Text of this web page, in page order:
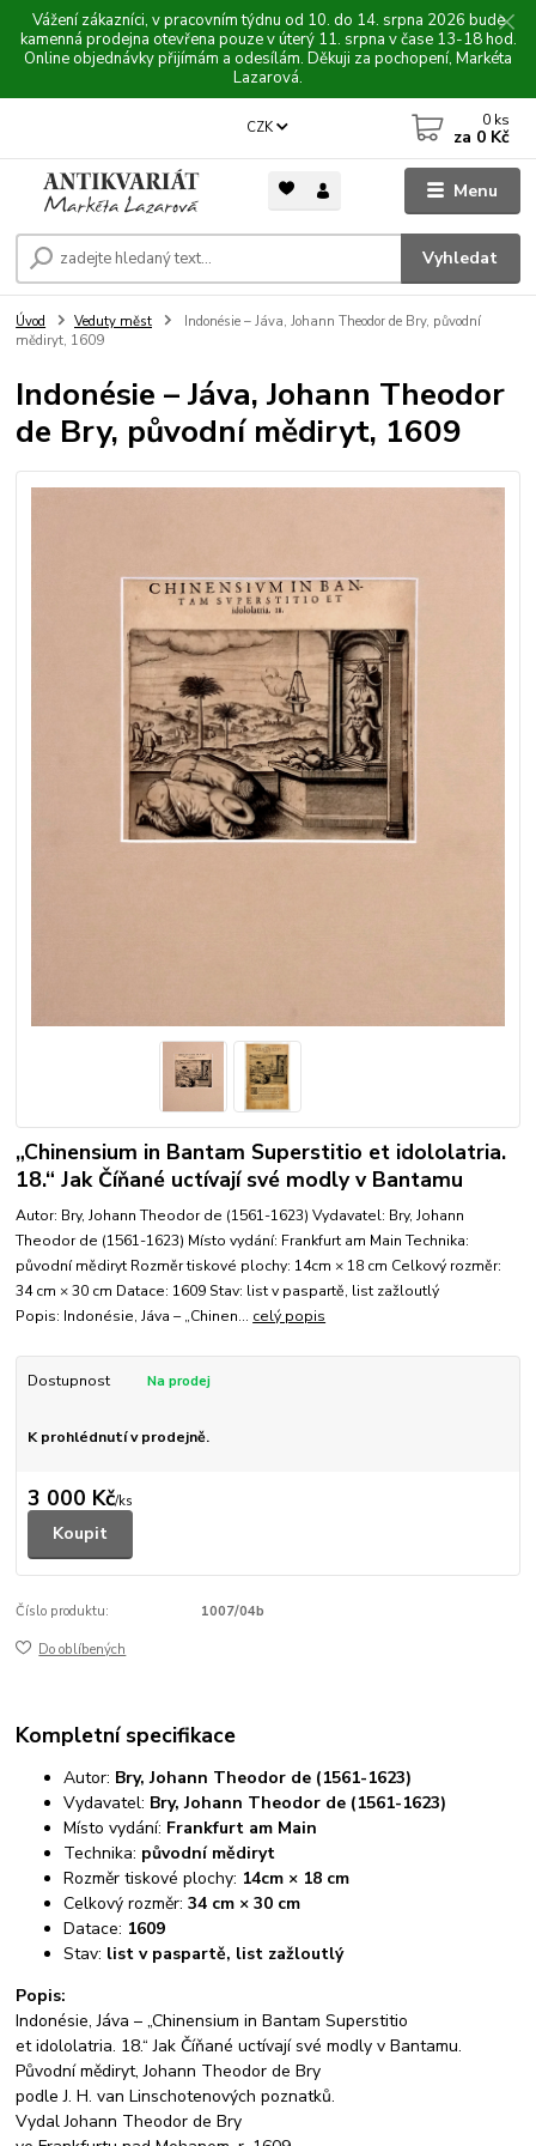
Vážení zákazníci, v pracovním týdnu od 10. do 14. srpna 2026 bude
kamenná prodejna otevřena pouze v úterý 11. srpna v čase 13-18 hod.
Online objednávky přijímám a odesílám. Děkuji za pochopení, Markéta
Lazarová.
Menu
CZK
Vyhledat
0 ks
za 0 Kč
Úvod Veduty měst
Indonésie – Jáva, Johann Theodor de Bry, původní
mědiryt, 1609
Indonésie – Jáva, Johann Theodor
de Bry, původní mědiryt, 1609
„Chinensium in Bantam Superstitio et idololatria.
18.“ Jak Číňané uctívají své modly v Bantamu
Autor: Bry, Johann Theodor de (1561-1623) Vydavatel: Bry, Johann
Theodor de (1561-1623) Místo vydání: Frankfurt am Main Technika:
původní mědiryt Rozměr tiskové plochy: 14cm × 18 cm Celkový rozměr:
34 cm × 30 cm Datace: 1609 Stav: list v paspartě, list zažloutlý
Popis: Indonésie, Jáva – „Chinen... celý popis
Dostupnost
K prohlédnutí v prodejně.
3 000 Kč/ks
Koupit
Číslo produktu: 1007/04b
Do oblíbených
Kompletní specifikace
Autor: Bry, Johann Theodor de (1561-1623)
Vydavatel: Bry, Johann Theodor de (1561-1623)
Místo vydání: Frankfurt am Main
Technika: původní mědiryt
Rozměr tiskové plochy: 14cm × 18 cm
Celkový rozměr:34 cm × 30 cm
Datace: 1609
Stav: list v paspartě, list zažloutlý
Popis:
Indonésie, Jáva – „Chinensium in Bantam Superstitio
et idololatria. 18.“ Jak Číňané uctívají své modly v Bantamu.
Původní mědiryt, Johann Theodor de Bry
podle J. H. van Linschotenových poznatků.
Vydal Johann Theodor de Bry